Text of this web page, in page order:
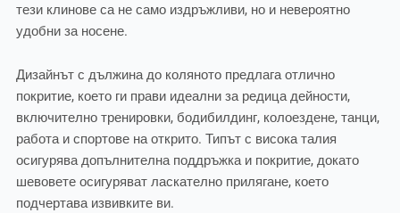
тези клинове са не само издръжливи, но и невероятно
удобни за носене.
Дизайнът с дължина до коляното предлага отлично
покритие, което ги прави идеални за редица дейности,
включително тренировки, бодибилдинг, колоездене, танци,
работа и спортове на открито. Типът с висока талия
осигурява допълнителна поддръжка и покритие, докато
шевовете осигуряват ласкателно прилягане, което
подчертава извивките ви.